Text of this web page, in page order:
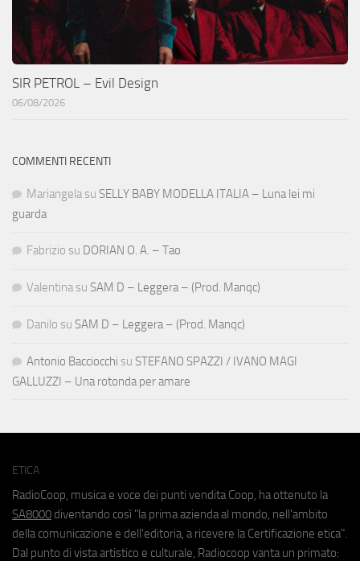
SIR PETROL – Evil Design
06/08/2026
COMMENTI RECENTI
Mariangela su SELLY BABY MODELLA ITALIA – Luna lei mi
guarda
Fabrizio su DORIAN O. A. – Tao
Valentina su SAM D – Leggera – (Prod. Manqc)
Danilo su SAM D – Leggera – (Prod. Manqc)
Antonio Bacciocchi su STEFANO SPAZZI / IVANO MAGI
GALLUZZI – Una rotonda per amare
ETICA
RadioCoop, musica e voce dei punti vendita Coop, ha ottenuto la
SA8000 diventando così "la prima azienda al mondo, nell'ambito
della comunicazione e dell'editoria, a ricevere la Certificazione etica".
Dal punto di vista artistico e culturale, Radiocoop vanta un primato: